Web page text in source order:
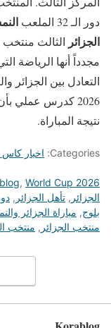
دور الـ 32 الملعب
الجزائر الثالث
مجدداً أنها الرياضة
التعادل بين الجزائر
نتيجة المباراة.
Categories: اخبار كاس
, World Cup 2026
الجزائر , تأهل الجزائر ,
بلوج, مباراة الجزائر
منتخب الجزائر , منتخب